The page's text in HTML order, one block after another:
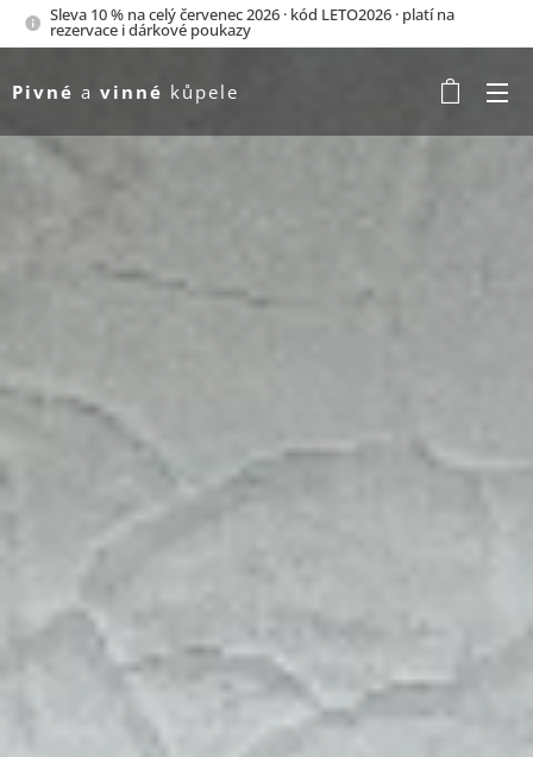
Sleva 10 % na celý červenec 2026 · kód LETO2026 · platí na
rezervace i dárkové poukazy
Pivné a vinné kůpele